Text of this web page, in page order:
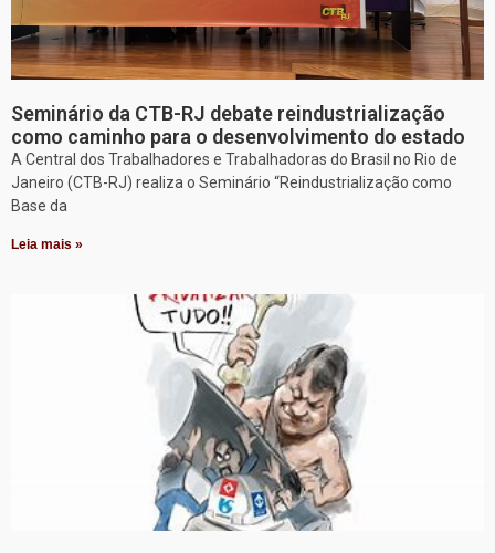
Seminário da CTB-RJ debate reindustrialização
como caminho para o desenvolvimento do estado
A Central dos Trabalhadores e Trabalhadoras do Brasil no Rio de
Janeiro (CTB-RJ) realiza o Seminário “Reindustrialização como
Base da
Leia mais »